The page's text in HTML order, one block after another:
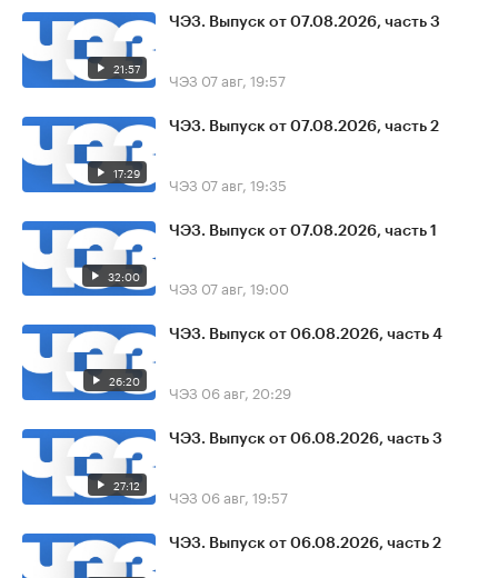
21:57
ЧЭЗ. Выпуск от 07.08.2026, часть 3
ЧЭЗ 07 авг, 19:57
17:29
ЧЭЗ. Выпуск от 07.08.2026, часть 2
ЧЭЗ 07 авг, 19:35
32:00
ЧЭЗ. Выпуск от 07.08.2026, часть 1
ЧЭЗ 07 авг, 19:00
26:20
ЧЭЗ. Выпуск от 06.08.2026, часть 4
ЧЭЗ 06 авг, 20:29
27:12
ЧЭЗ. Выпуск от 06.08.2026, часть 3
ЧЭЗ 06 авг, 19:57
ЧЭЗ. Выпуск от 06.08.2026, часть 2